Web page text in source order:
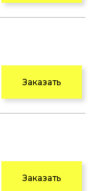
Заказать
Заказать